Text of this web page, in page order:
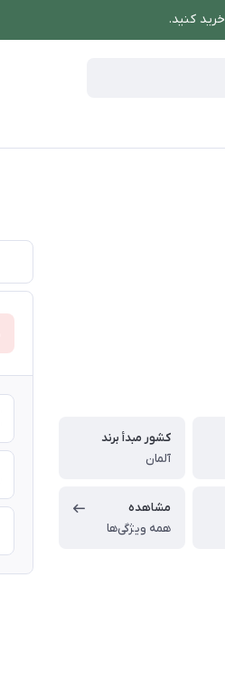
کنید.
کشور مبدأ برند
آلمان
مشاهده
همه ویژگی‌ها